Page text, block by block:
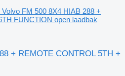
Volvo FM 500 8X4 HIAB 288 +
FUNCTION open laadbak
+ REMOTE CONTROL 5TH +